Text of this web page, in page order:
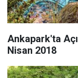
Ankapark'ta
Nisan 2018